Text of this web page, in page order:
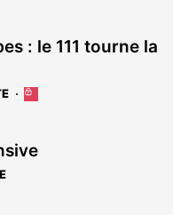
: le 111 tourne la
Cet
réservé
aux